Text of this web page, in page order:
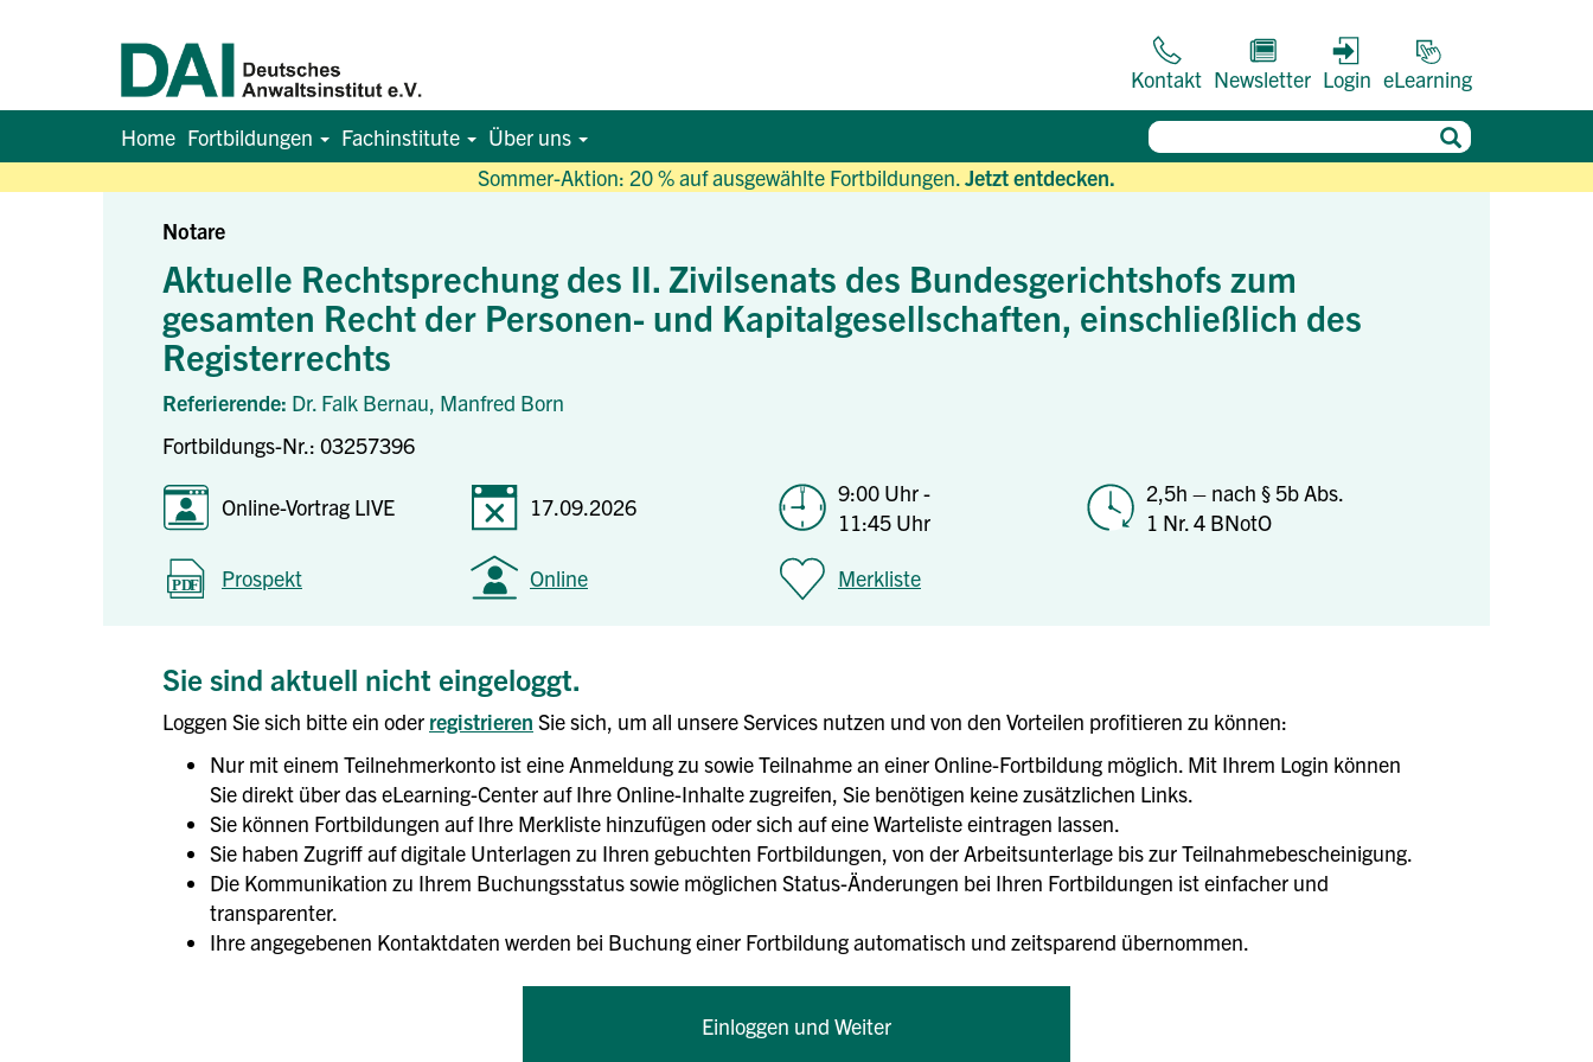
Sommer-Aktion: 20 % auf ausgewählte Fortbildungen.Jetzt entdecken.
Kontakt Newsletter Login eLearning
Home Fortbildungen Fachinstitute Über uns
Notare
Aktuelle Rechtsprechung des II. Zivilsenats des Bundesgerichtshofs zum
gesamten Recht der Personen- und Kapitalgesellschaften, einschließlich des
Registerrechts
Referierende: Dr. Falk Bernau, Manfred Born
Fortbildungs-Nr.: 03257396
Online-Vortrag LIVE 17.09.2026
9:00 Uhr -
11:45 Uhr
2,5h – nach § 5b Abs.
1 Nr. 4 BNotO
Prospekt Online Merkliste
Sie sind aktuell nicht eingeloggt.
Loggen Sie sich bitte ein oder registrieren Sie sich, um all unsere Services nutzen und von den Vorteilen profitieren zu können:
Nur mit einem Teilnehmerkonto ist eine Anmeldung zu sowie Teilnahme an einer Online-Fortbildung möglich. Mit Ihrem Login können
Sie direkt über das eLearning-Center auf Ihre Online-Inhalte zugreifen, Sie benötigen keine zusätzlichen Links.
Sie können Fortbildungen auf Ihre Merkliste hinzufügen oder sich auf eine Warteliste eintragen lassen.
Sie haben Zugriff auf digitale Unterlagen zu Ihren gebuchten Fortbildungen, von der Arbeitsunterlage bis zur Teilnahmebescheinigung.
Die Kommunikation zu Ihrem Buchungsstatus sowie möglichen Status-Änderungen bei Ihren Fortbildungen ist einfacher und
transparenter.
Ihre angegebenen Kontaktdaten werden bei Buchung einer Fortbildung automatisch und zeitsparend übernommen.
Einloggen und Weiter